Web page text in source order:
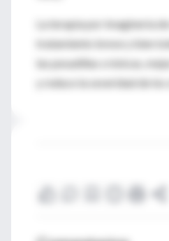
La terapia por imaginería
tratamiento breve y bien
las pesadillas crónicas,
y reduce la severidad de